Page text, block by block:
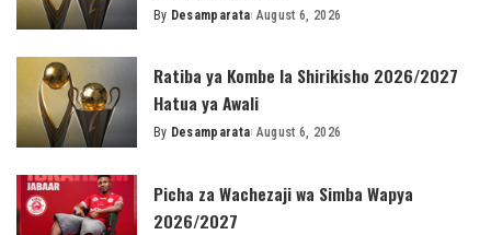
Posted
By Desamparata August 6, 2026
Ratiba ya Kombe la Shirikisho 2026/2027
Hatua ya Awali
Posted
By Desamparata August 6, 2026
Picha za Wachezaji wa Simba Wapya
2026/2027